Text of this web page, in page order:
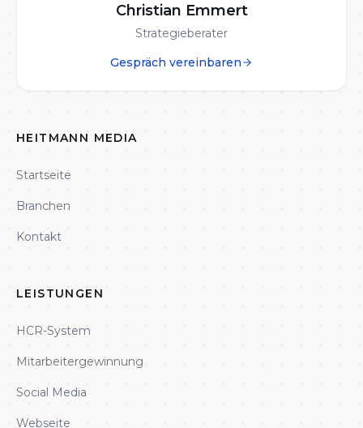
Christian Emmert
Strategieberater
Gespräch vereinbaren
HEITMANN MEDIA
Startseite
Branchen
Kontakt
LEISTUNGEN
HCR-System
Mitarbeitergewinnung
Social Media
Webseite